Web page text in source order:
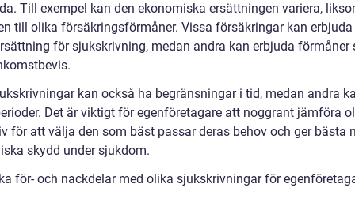
Till exempel kan den ekonomiska ersättningen variera,
till olika försäkringsförmåner. Vissa försäkringar kan erbjuda
för sjukskrivning, medan andra kan erbjuda förmåner
kan också ha begränsningar i tid, medan andra
Det är viktigt för egenföretagare att noggrant jämföra
för att välja den som bäst passar deras behov och ger bästa
skydd under sjukdom.
för- och nackdelar med olika sjukskrivningar för